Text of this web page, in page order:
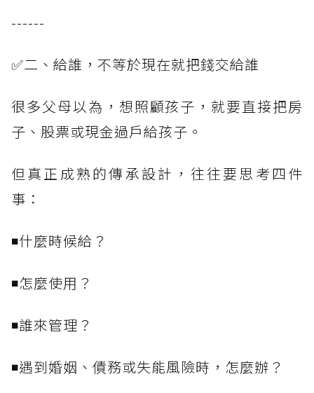
------
✅二、給誰，不等於現在就把錢交給誰
很多父母以為，想照顧孩子，就要直接把房
子、股票或現金過戶給孩子。
但真正成熟的傳承設計，往往要思考四件
事：
◾什麼時候給？
◾怎麼使用？
◾誰來管理？
◾遇到婚姻、債務或失能風險時，怎麼辦？